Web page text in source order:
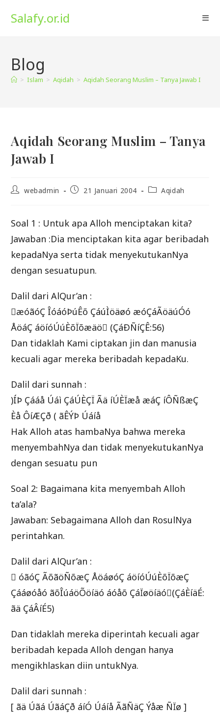
Salafy.or.id
Blog
> Islam > Aqidah > Aqidah Seorang Muslim – Tanya Jawab I
Aqidah Seorang Muslim – Tanya
Jawab I
Postwebadmin
Post21 Januari 2004
PostAqidah
Soal 1 : Untuk apa Alloh menciptakan kita?
Jawaban :Dia menciptakan kita agar beribadah
kepadaNya serta tidak menyekutukanNya
dengan sesuatupun.
Dalil dari AlQur’an :
æóãóÇ ÎóáóÞúÊõ ÇáúÌöäøó æóÇáÃöäúÓó
ÅöáÇ áöíóÚúÈõÏõæäö (ÇáÐÑíÇÊ:56)
Dan tidaklah Kami ciptakan jin dan manusia
kecuali agar mereka beribadah kepadaKu.
Dalil dari sunnah :
)ÍÞ Çááå Úáì ÇáÚÈÇÏ Ãä íÚÈÏæå æáÇ íÔÑßæÇ
Èå ÔíÆÇð ( ãÊÝÞ Úáíå
Hak Alloh atas hambaNya bahwa mereka
menyembahNya dan tidak menyekutukanNya
dengan sesuatu pun
Soal 2: Bagaimana kita menyembah Alloh
ta’ala?
Jawaban: Sebagaimana Alloh dan RosulNya
perintahkan.
Dalil dari AlQur’an :
 óãóÇ ÃõãöÑõæÇ ÅöáøóÇ áöíóÚúÈõÏõæÇ
Çááøóåó ãõÎúáöÕöíäó áóåõ ÇáÏøöíäó(ÇáÈíäÉ:
ãä ÇáÂíÉ5)
Dan tidaklah mereka diperintah kecuali agar
beribadah kepada Alloh dengan hanya
mengikhlaskan diin untukNya.
Dalil dari sunnah :
[ ãä Úãá ÚãáÇð áíÓ Úáíå ÃãÑäÇ Ýåæ ÑÏø ]